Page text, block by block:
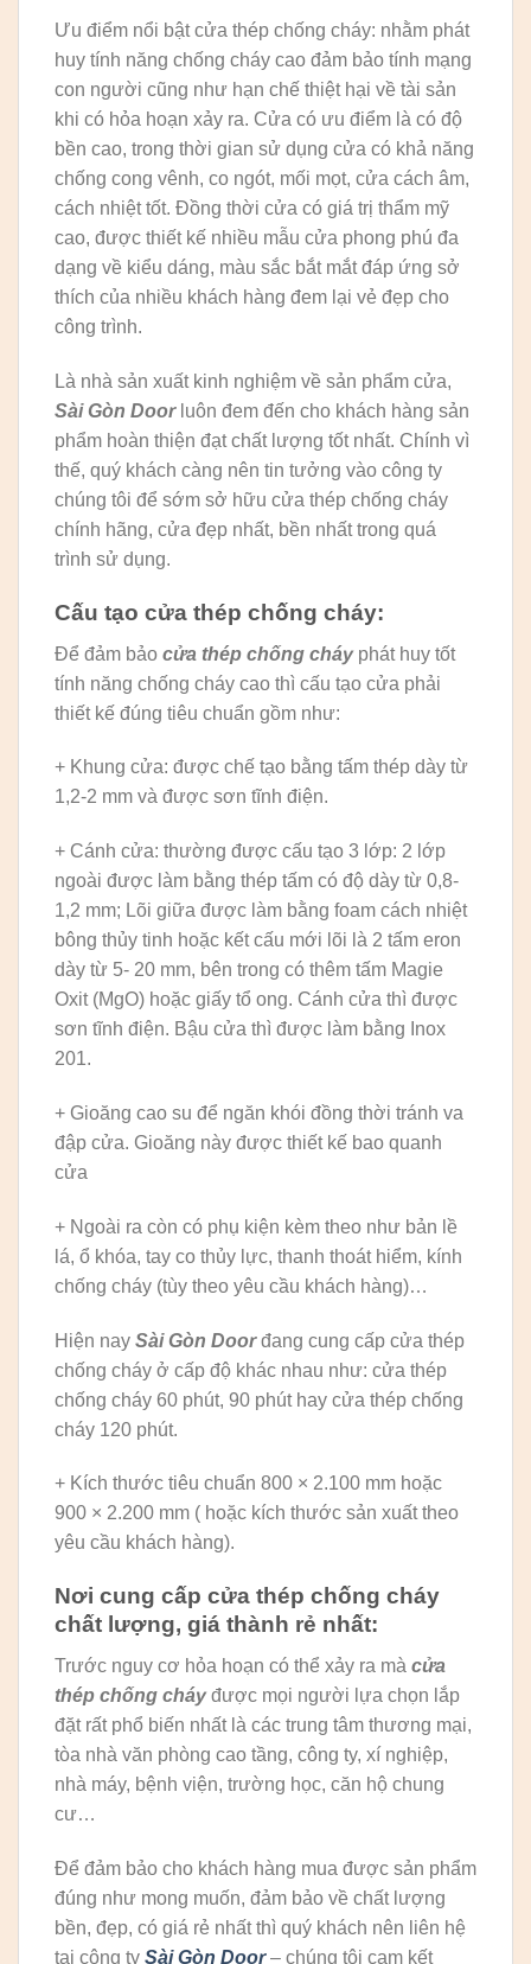
Ưu điểm nổi bật cửa thép chống cháy: nhằm phát
huy tính năng chống cháy cao đảm bảo tính mạng
con người cũng như hạn chế thiệt hại về tài sản
khi có hỏa hoạn xảy ra. Cửa có ưu điểm là có độ
bền cao, trong thời gian sử dụng cửa có khả năng
chống cong vênh, co ngót, mối mọt, cửa cách âm,
cách nhiệt tốt. Đồng thời cửa có giá trị thẩm mỹ
cao, được thiết kế nhiều mẫu cửa phong phú đa
dạng về kiểu dáng, màu sắc bắt mắt đáp ứng sở
thích của nhiều khách hàng đem lại vẻ đẹp cho
công trình.
Là nhà sản xuất kinh nghiệm về sản phẩm cửa,
Sài Gòn Doorluôn đem đến cho khách hàng sản
phẩm hoàn thiện đạt chất lượng tốt nhất. Chính vì
thế, quý khách càng nên tin tưởng vào công ty
chúng tôi để sớm sở hữu cửa thép chống cháy
chính hãng, cửa đẹp nhất, bền nhất trong quá
trình sử dụng.
Cấu tạo cửa thép chống cháy:
Để đảm bảo cửa thép chống cháyphát huy tốt
tính năng chống cháy cao thì cấu tạo cửa phải
thiết kế đúng tiêu chuẩn gồm như:
+ Khung cửa: được chế tạo bằng tấm thép dày từ
1,2-2 mm và được sơn tĩnh điện.
+ Cánh cửa: thường được cấu tạo 3 lớp: 2 lớp
ngoài được làm bằng thép tấm có độ dày từ 0,8-
1,2 mm; Lõi giữa được làm bằng foam cách nhiệt
bông thủy tinh hoặc kết cấu mới lõi là 2 tấm eron
dày từ 5- 20 mm, bên trong có thêm tấm Magie
Oxit (MgO) hoặc giấy tổ ong. Cánh cửa thì được
sơn tĩnh điện. Bậu cửa thì được làm bằng Inox
201.
+ Gioăng cao su để ngăn khói đồng thời tránh va
đập cửa. Gioăng này được thiết kế bao quanh
cửa
+ Ngoài ra còn có phụ kiện kèm theo như bản lề
lá, ổ khóa, tay co thủy lực, thanh thoát hiểm, kính
chống cháy (tùy theo yêu cầu khách hàng)…
Hiện nay Sài Gòn Doorđang cung cấp cửa thép
chống cháy ở cấp độ khác nhau như: cửa thép
chống cháy 60 phút, 90 phút hay cửa thép chống
cháy 120 phút.
+ Kích thước tiêu chuẩn 800 × 2.100 mm hoặc
900 × 2.200 mm ( hoặc kích thước sản xuất theo
yêu cầu khách hàng).
Nơi cung cấp cửa thép chống cháy
chất lượng, giá thành rẻ nhất:
Trước nguy cơ hỏa hoạn có thể xảy ra mà cửa
thép chống cháy được mọi người lựa chọn lắp
đặt rất phổ biến nhất là các trung tâm thương mại,
tòa nhà văn phòng cao tầng, công ty, xí nghiệp,
nhà máy, bệnh viện, trường học, căn hộ chung
cư…
Để đảm bảo cho khách hàng mua được sản phẩm
đúng như mong muốn, đảm bảo về chất lượng
bền, đẹp, có giá rẻ nhất thì quý khách nên liên hệ
tại công ty Sài Gòn Door– chúng tôi cam kết